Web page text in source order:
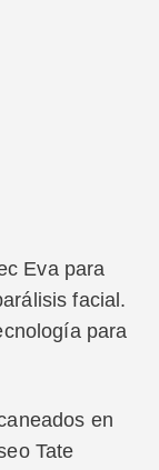
Eva para
facial.
para
en
Tate